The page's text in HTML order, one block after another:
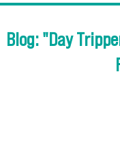
Blog: "Day